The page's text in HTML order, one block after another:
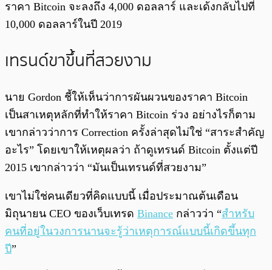
ราคา Bitcoin จะลงถึง 4,000 ดอลลาร์ และเด้งกลับไปที่
10,000 ดอลลาร์ในปี 2019
เทรนด์ขาขึ้นที่สวยงาม
นาย Gordon ชี้ให้เห็นว่าการผันผวนของราคา Bitcoin
เป็นสาเหตุหลักที่ทำให้ราคา Bitcoin ร่วง อย่างไรก็ตาม
เขากล่าวว่าการ Correction ครั้งล่าสุดไม่ใช่ “สาระสำคัญ
อะไร” โดยเขาให้เหตุผลว่า ถ้าดูเทรนด์ Bitcoin ตั้งแต่ปี
2015 เขากล่าวว่า “มันเป็นเทรนด์ที่สวยงาม”
เขาไม่ใช่คนเดียวที่คิดแบบนี้ เมื่อประมาณต้นเดือน
มิถุนายน CEO ของเว็บเทรด Binance กล่าวว่า “สำหรับ
คนที่อยู่ในวงการนานจะรู้ว่าเหตุการณ์แบบนี้เกิดขึ้นทุก
ปี”